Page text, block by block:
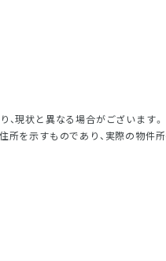
現状と異なる場合がございます。
所を示すものであり、実際の物件